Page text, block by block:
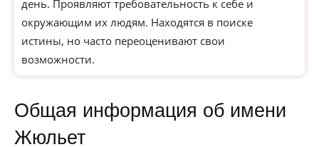
день. Проявляют требовательность к себе и
окружающим их людям. Находятся в поиске
истины, но часто переоценивают свои
возможности.
Общая информация об имени
Жюльет